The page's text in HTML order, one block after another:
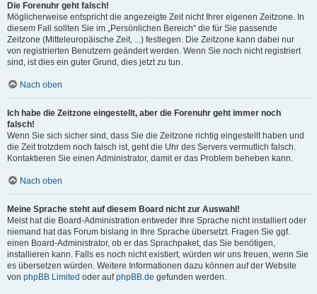
Die Forenuhr geht falsch!
Möglicherweise entspricht die angezeigte Zeit nicht Ihrer eigenen Zeitzone. In
diesem Fall sollten Sie im „Persönlichen Bereich“ die für Sie passende
Zeitzone (Mitteleuropäische Zeit, ...) festlegen. Die Zeitzone kann dabei nur
von registrierten Benutzern geändert werden. Wenn Sie noch nicht registriert
sind, ist dies ein guter Grund, dies jetzt zu tun.
Nach oben
Ich habe die Zeitzone eingestellt, aber die Forenuhr geht immer noch
falsch!
Wenn Sie sich sicher sind, dass Sie die Zeitzone richtig eingestellt haben und
die Zeit trotzdem noch falsch ist, geht die Uhr des Servers vermutlich falsch.
Kontaktieren Sie einen Administrator, damit er das Problem beheben kann.
Nach oben
Meine Sprache steht auf diesem Board nicht zur Auswahl!
Meist hat die Board-Administration entweder Ihre Sprache nicht installiert oder
niemand hat das Forum bislang in Ihre Sprache übersetzt. Fragen Sie ggf.
einen Board-Administrator, ob er das Sprachpaket, das Sie benötigen,
installieren kann. Falls es noch nicht existiert, würden wir uns freuen, wenn Sie
es übersetzen würden. Weitere Informationen dazu können auf der Website
von phpBB Limited oder aufphpBB.de gefunden werden.